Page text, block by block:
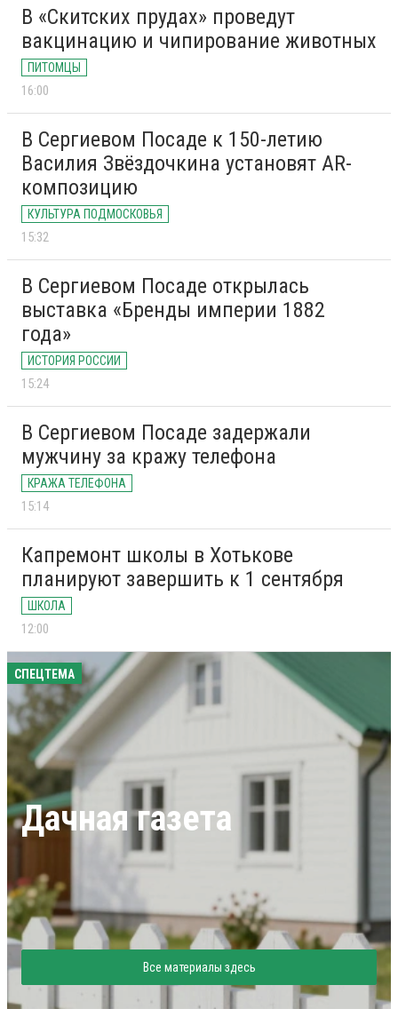
В «Скитских прудах» проведут
вакцинацию и чипирование животных
ПИТОМЦЫ
16:00
В Сергиевом Посаде к 150-летию
Василия Звёздочкина установят AR-
композицию
КУЛЬТУРА ПОДМОСКОВЬЯ
15:32
В Сергиевом Посаде открылась
выставка «Бренды империи 1882
года»
ИСТОРИЯ РОССИИ
15:24
В Сергиевом Посаде задержали
мужчину за кражу телефона
КРАЖА ТЕЛЕФОНА
15:14
Капремонт школы в Хотькове
планируют завершить к 1 сентября
ШКОЛА
12:00
СПЕЦТЕМА
Дачная газета
Все материалы здесь